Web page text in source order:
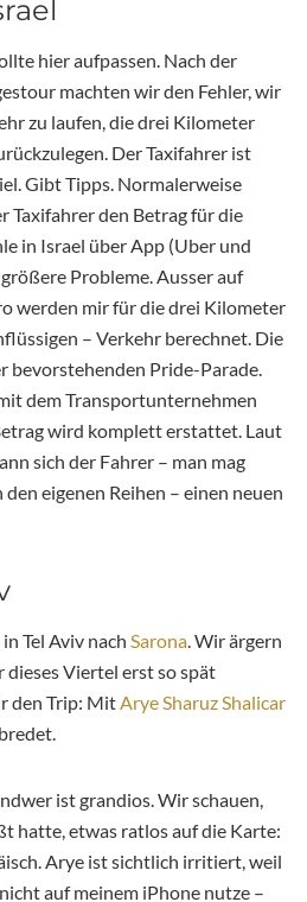
hier aufpassen. Nach der
machten wir den Fehler, wir
zu laufen, die drei Kilometer
Der Taxifahrer ist
Gibt Tipps. Normalerweise
Taxifahrer den Betrag für die
in Israel über App (Uber und
Probleme. Ausser auf
werden mir für die drei Kilometer
– Verkehr berechnet. Die
bevorstehenden Pride-Parade.
dem Transportunternehmen
wird komplett erstattet. Laut
sich der Fahrer – man mag
den eigenen Reihen – einen neuen
Tel Aviv nach Sarona. Wir ärgern
dieses Viertel erst so spät
den Trip: MitArye Sharuz Shalicar
ist grandios. Wir schauen,
hatte, etwas ratlos auf die Karte:
Arye ist sichtlich irritiert, weil
nicht auf meinem iPhone nutze –